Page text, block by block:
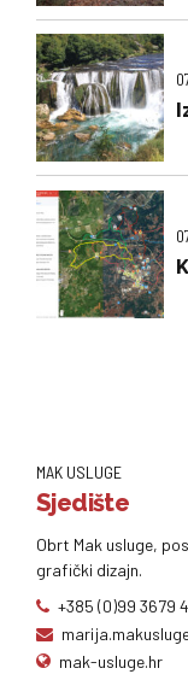
MAK USLUGE
Sjedište
Obrt Mak usluge,
grafički dizajn.
+385 (0)99 3679
mak-usluge.hr